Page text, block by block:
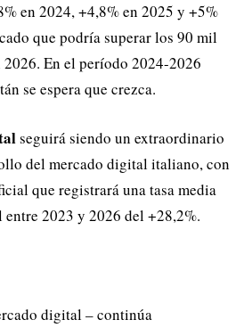
en 2024, +4,8% en 2025 y +5%
que podría superar los 90 mil
En el período 2024-2026
se espera que crezca.
seguirá siendo un extraordinario
del mercado digital italiano, con
que registrará una tasa media
2023 y 2026 del +28,2%.
digital – continúa